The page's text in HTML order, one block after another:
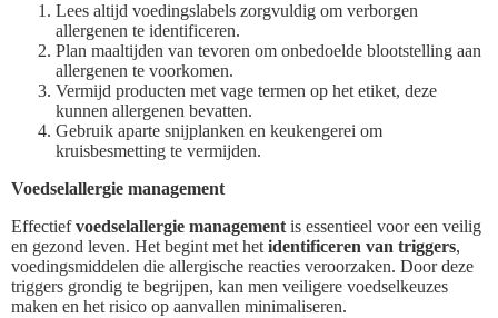
Lees altijd voedingslabels zorgvuldig om verborgen
allergenen te identificeren.
Plan maaltijden van tevoren om onbedoelde blootstelling aan
allergenen te voorkomen.
Vermijd producten met vage termen op het etiket, deze
kunnen allergenen bevatten.
Gebruik aparte snijplanken en keukengerei om
kruisbesmetting te vermijden.
Voedselallergie management
Effectiefvoedselallergie management is essentieel voor een veilig
en gezond leven. Het begint met het identificeren van triggers,
voedingsmiddelen die allergische reacties veroorzaken. Door deze
triggers grondig te begrijpen, kan men veiligere voedselkeuzes
maken en het risico op aanvallen minimaliseren.